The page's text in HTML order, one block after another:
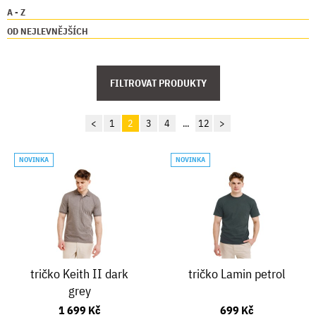
A - Z
OD NEJLEVNĚJŠÍCH
FILTROVAT PRODUKTY
< 1 2 3 4 ... 12 >
NOVINKA
tričko Keith II dark
grey
1 699 Kč
NOVINKA
tričko Lamin petrol
699 Kč